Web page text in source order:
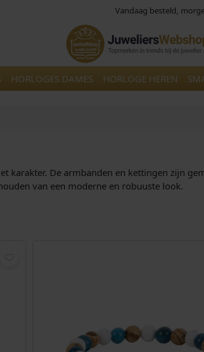
Vandaag besteld,
HORLOGES DAMES HORLOGE HEREN
karakter. De armbanden en kettingen zijn
van een moderne en robuuste look.